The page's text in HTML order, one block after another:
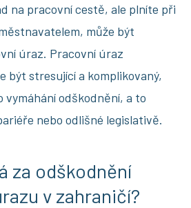
na pracovní cestě, ale plníte při
může být
úraz. Pracovní úraz
být stresující a komplikovaný,
vymáhání odškodnění, a to
nebo odlišné legislativě.
za odškodnění
v zahraničí?